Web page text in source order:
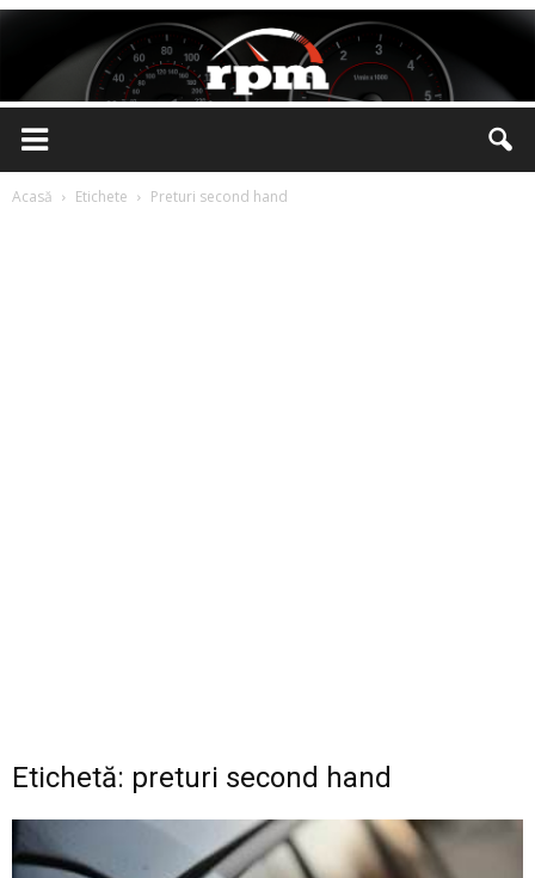
Acasă Etichete Preturi second hand
Etichetă: preturi second hand